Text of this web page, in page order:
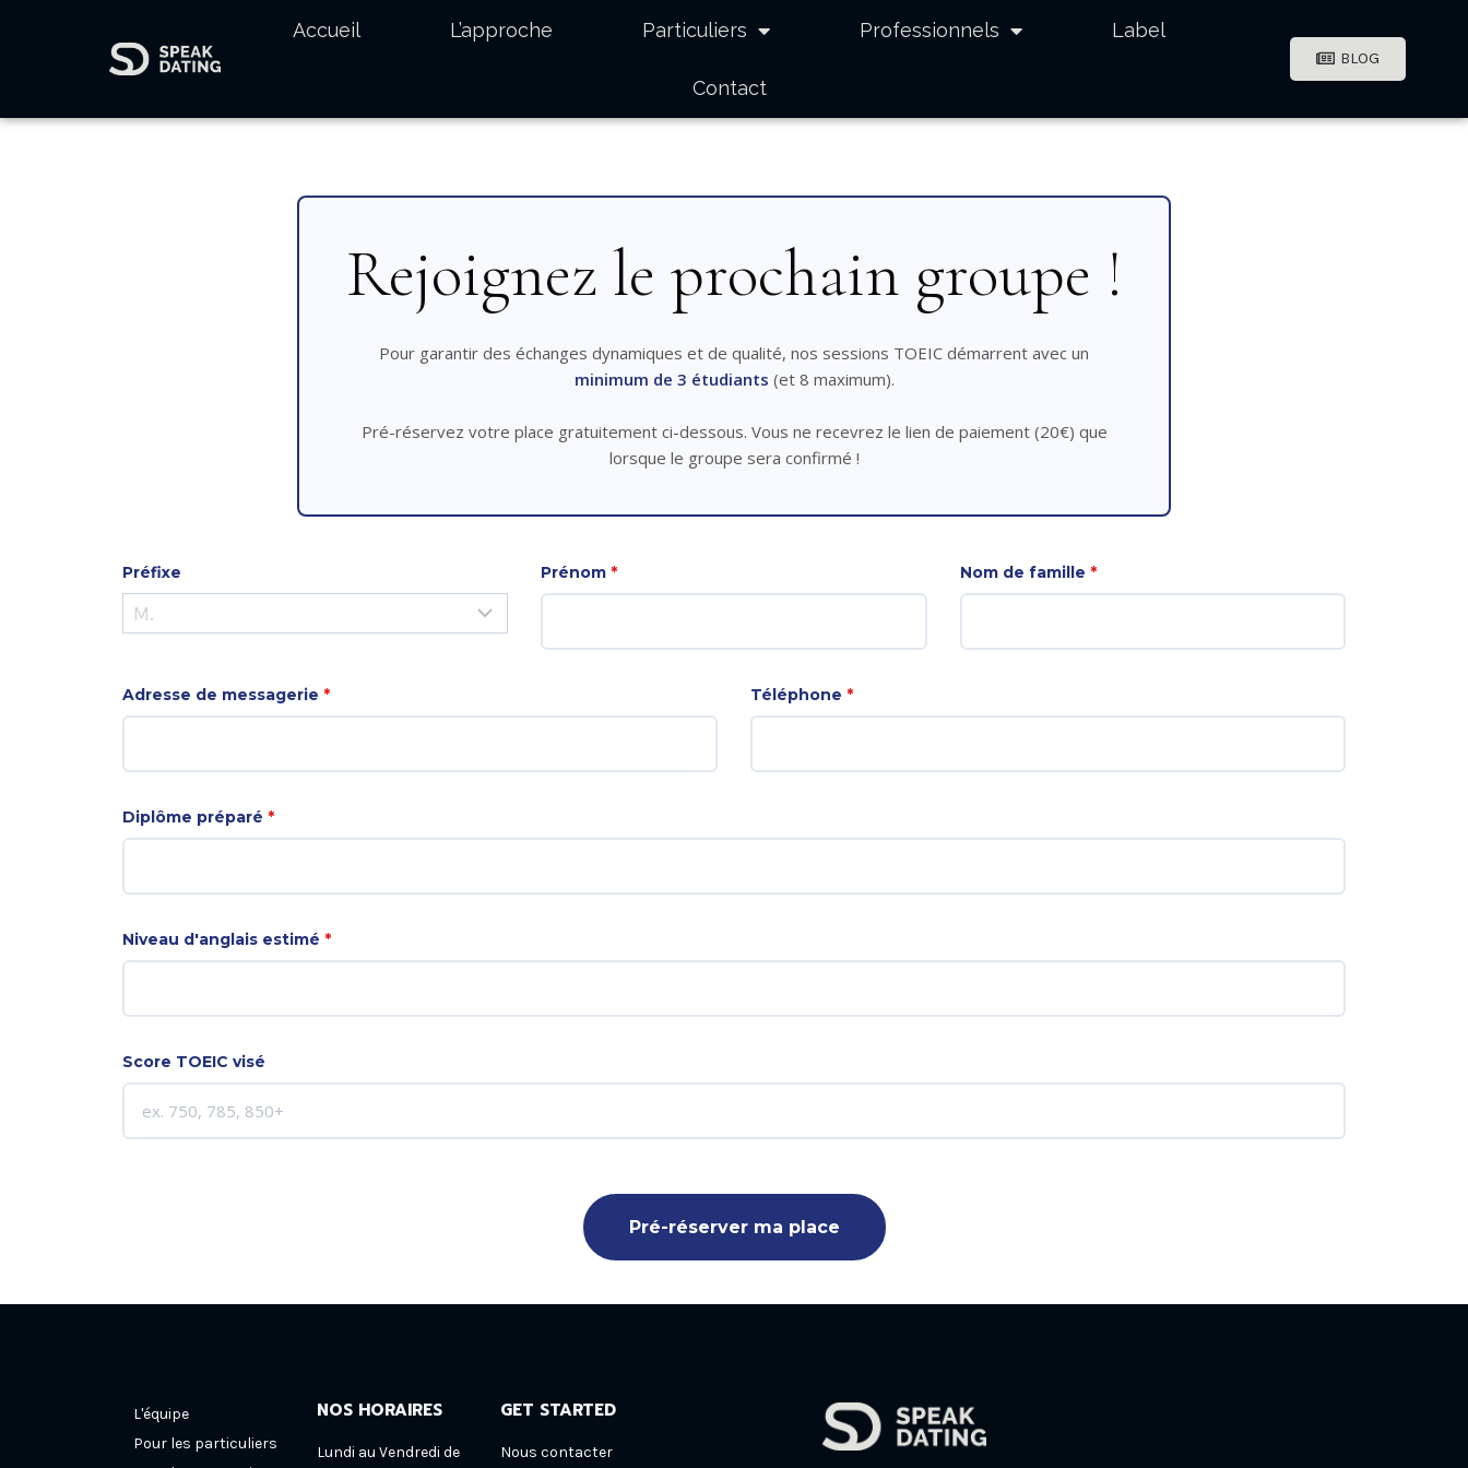
Accueil L’approche Particuliers Professionnels Label
Contact
BLOG
Rejoignez le prochain groupe !
Pour garantir des échanges dynamiques et de qualité, nos sessions TOEIC démarrent avec un
minimum de 3 étudiants (et 8 maximum).
Pré-réservez votre place gratuitement ci-dessous. Vous ne recevrez le lien de paiement (20€) que
lorsque le groupe sera confirmé !
Préfixe Prénom * Nom de famille *
Adresse de messagerie * Téléphone *
Diplôme préparé *
Niveau d'anglais estimé *
Score TOEIC visé
Pré-réserver ma place
L'équipe
Pour les particuliers
NOS HORAIRES
Lundi au Vendredi de
GET STARTED
Nous contacter